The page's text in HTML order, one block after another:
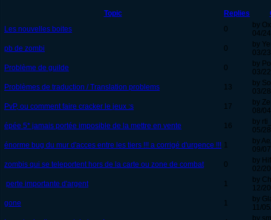
Topic Replies
Les nouvelles boites
0
by
04/
pb de zombi
0
by
03/
Problème de guilde
0
by
03/
Problèmes de traduction / Translation problems
13
by
03/
PvP, ou comment faire cracker le jeux :s
17
by
08/
épée 5* jamais portée imposible de la mettre en vente
16
by
05/
énorme bug du mur d'acces entre les tiers !!! a corrigé d'urgence !!! 1
by
09/
zombis qui se teleportent hors de la carte ou zone de combat
0
by
02/
perte importante d'argent
1
by
12/
gone
1
by
11/
by